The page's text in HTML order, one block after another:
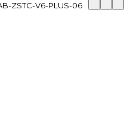
ZSTC-V6-PLUS-06